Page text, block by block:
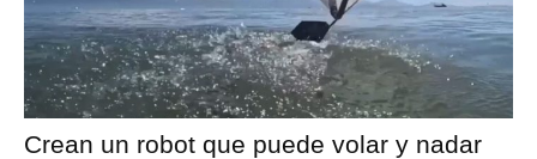
Crean un robot que puede volar y nadar